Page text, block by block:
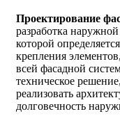
Проектирование
разработка
которой
крепления
всей фасадной
техническое
реализовать
долговечность